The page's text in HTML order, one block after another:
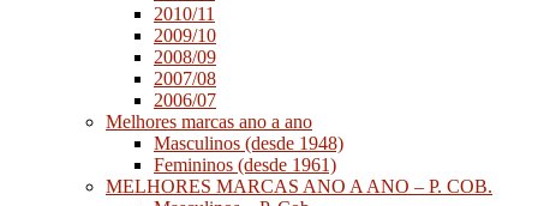
2010/11
2009/10
2008/09
2007/08
2006/07
Melhores marcas ano a ano
Masculinos (desde 1948)
Femininos (desde 1961)
MELHORES MARCAS ANO A ANO – P. COB.